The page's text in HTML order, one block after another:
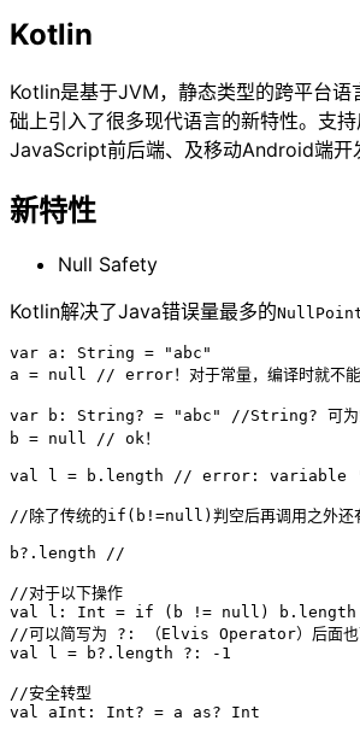
Kotlin
Kotlin是基于JVM，静态类型的跨平台
础上引入了很多现代语言的新特性。支持
JavaScript前后端、及移动Android端开
新特性
Null Safety
Kotlin解决了Java错误量最多的
var a: String = "abc"
a = null // error！对于常量，编译时就不能
var b: String? = "abc" //String? 可为
b = null // ok！
val l = b.length // error: variable
//除了传统的if(b!=null)判空后再调用之外还
b?.length //
//对于以下操作
val l: Int = if (b != null) b.length
//可以简写为 ?: （Elvis Operator）后面也
val l = b?.length ?: -1
//安全转型
val aInt: Int? = a as? Int